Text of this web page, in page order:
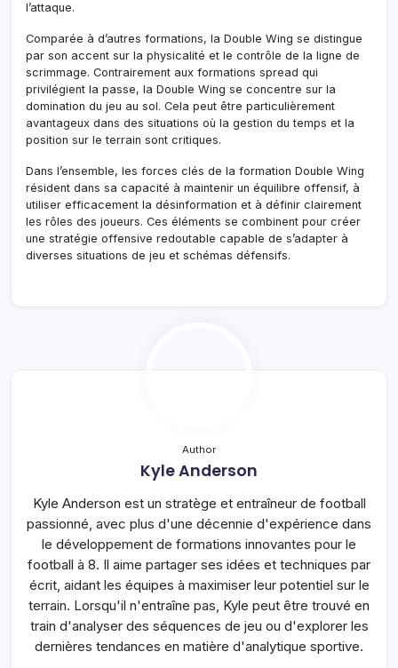
l’attaque.
Comparée à d’autres formations, la Double Wing se distingue
par son accent sur la physicalité et le contrôle de la ligne de
scrimmage. Contrairement aux formations spread qui
privilégient la passe, la Double Wing se concentre sur la
domination du jeu au sol. Cela peut être particulièrement
avantageux dans des situations où la gestion du temps et la
position sur le terrain sont critiques.
Dans l’ensemble, les forces clés de la formation Double Wing
résident dans sa capacité à maintenir un équilibre offensif, à
utiliser efficacement la désinformation et à définir clairement
les rôles des joueurs. Ces éléments se combinent pour créer
une stratégie offensive redoutable capable de s’adapter à
diverses situations de jeu et schémas défensifs.
Author
Kyle Anderson
Kyle Anderson est un stratège et entraîneur de football
passionné, avec plus d'une décennie d'expérience dans
le développement de formations innovantes pour le
football à 8. Il aime partager ses idées et techniques par
écrit, aidant les équipes à maximiser leur potentiel sur le
terrain. Lorsqu'il n'entraîne pas, Kyle peut être trouvé en
train d'analyser des séquences de jeu ou d'explorer les
dernières tendances en matière d'analytique sportive.